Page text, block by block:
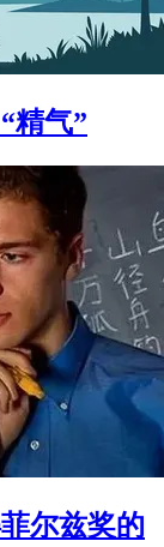
精气”
尔兹奖的